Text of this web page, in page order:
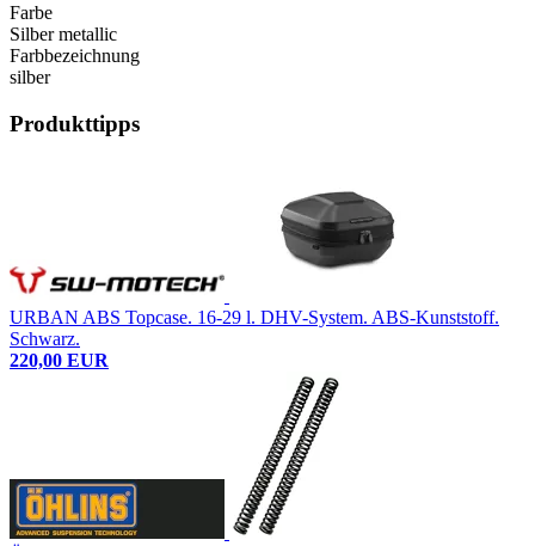
Farbe
Silber metallic
Farbbezeichnung
silber
Produkttipps
URBAN ABS Topcase. 16-29 l. DHV-System. ABS-Kunststoff.
Schwarz.
220,00 EUR